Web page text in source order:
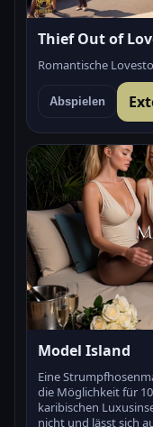
Thief Out of
Romantische
Abspielen
Model Island
Eine
die Möglichkeit für
karibischen
nicht und lässt sich